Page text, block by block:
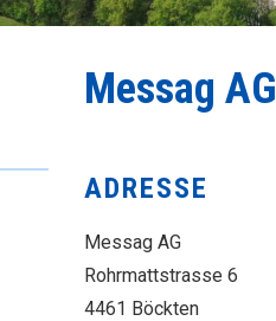
Messag AG
ADRESSE
Messag AG
Rohrmattstrasse 6
4461 Böckten